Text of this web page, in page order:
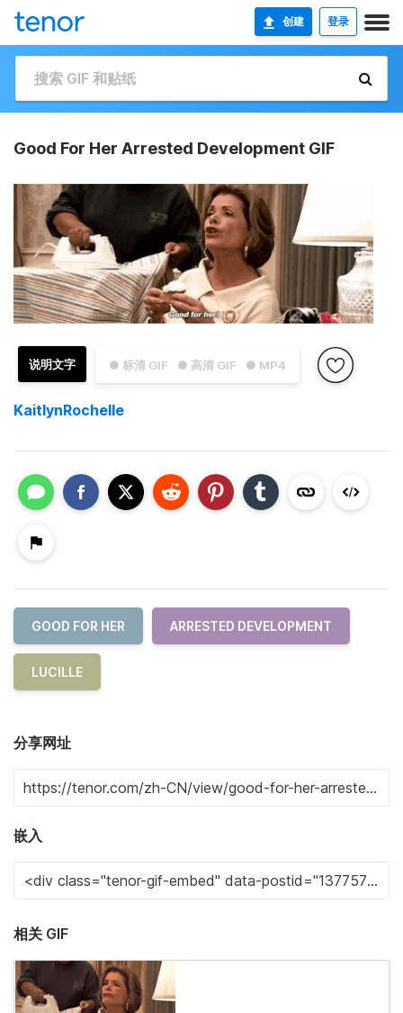
创建 登录
Good For Her Arrested Development GIF
● 标清 GIF ● 高清 GIF ● MP4
说明文字
KaitlynRochelle
GOOD FOR HER ARRESTED DEVELOPMENT
LUCILLE
分享网址
嵌入
相关 GIF